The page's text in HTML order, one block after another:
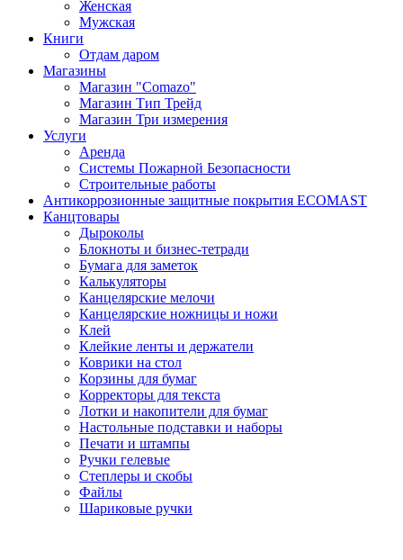
Женская
Мужская
Книги
Отдам даром
Магазины
Магазин "Comazo"
Магазин Тип Трейд
Магазин Три измерения
Услуги
Аренда
Системы Пожарной Безопасности
Строительные работы
Антикоррозионные защитные покрытия ECOMAST
Канцтовары
Дыроколы
Блокноты и бизнес-тетради
Бумага для заметок
Калькуляторы
Канцелярские мелочи
Канцелярские ножницы и ножи
Клей
Клейкие ленты и держатели
Коврики на стол
Корзины для бумаг
Корректоры для текста
Лотки и накопители для бумаг
Настольные подставки и наборы
Печати и штампы
Ручки гелевые
Степлеры и скобы
Файлы
Шариковые ручки